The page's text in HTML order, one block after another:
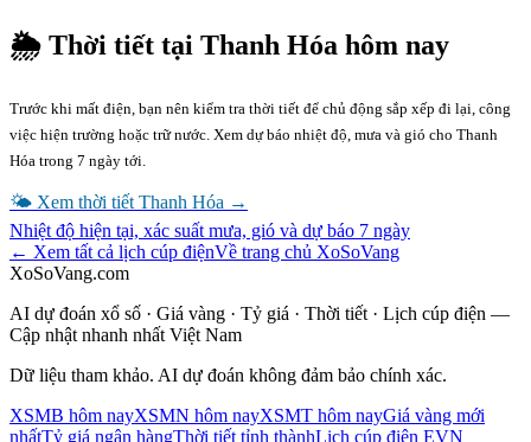
🌦 Thời tiết tại Thanh Hóa hôm nay
Trước khi mất điện, bạn nên kiểm tra thời tiết để chủ động sắp xếp đi lại, công
việc hiện trường hoặc trữ nước. Xem dự báo nhiệt độ, mưa và gió cho Thanh
Hóa trong 7 ngày tới.
🌤 Xem thời tiết Thanh Hóa →
Nhiệt độ hiện tại, xác suất mưa, gió và dự báo 7 ngày
← Xem tất cả lịch cúp điệnVề trang chủ XoSoVang
XoSoVang.com
AI dự đoán xổ số · Giá vàng · Tỷ giá · Thời tiết · Lịch cúp điện —
Cập nhật nhanh nhất Việt Nam
Dữ liệu tham khảo. AI dự đoán không đảm bảo chính xác.
XSMB hôm nayXSMN hôm nayXSMT hôm nayGiá vàng mới
nhấtTỷ giá ngân hàngThời tiết tỉnh thànhLịch cúp điện EVN